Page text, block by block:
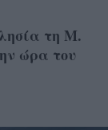
τη Μ.
ώρα του